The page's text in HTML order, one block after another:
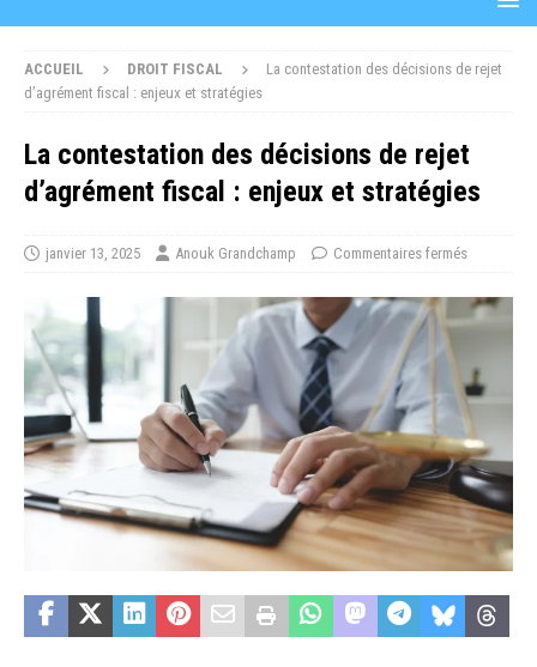
ACCUEIL DROIT FISCAL
La contestation des décisions de rejet
d’agrément fiscal : enjeux et stratégies
La contestation des décisions de rejet
d’agrément fiscal : enjeux et stratégies
janvier 13, 2025 Anouk Grandchamp Commentaires fermés